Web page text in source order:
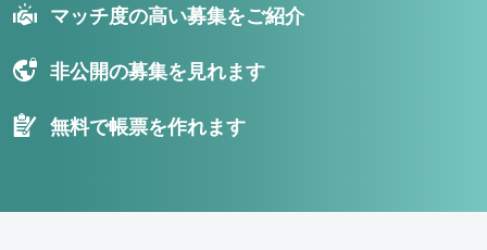
マッチ度の高い募集をご紹介
非公開の募集を見れます
無料で帳票を作れます